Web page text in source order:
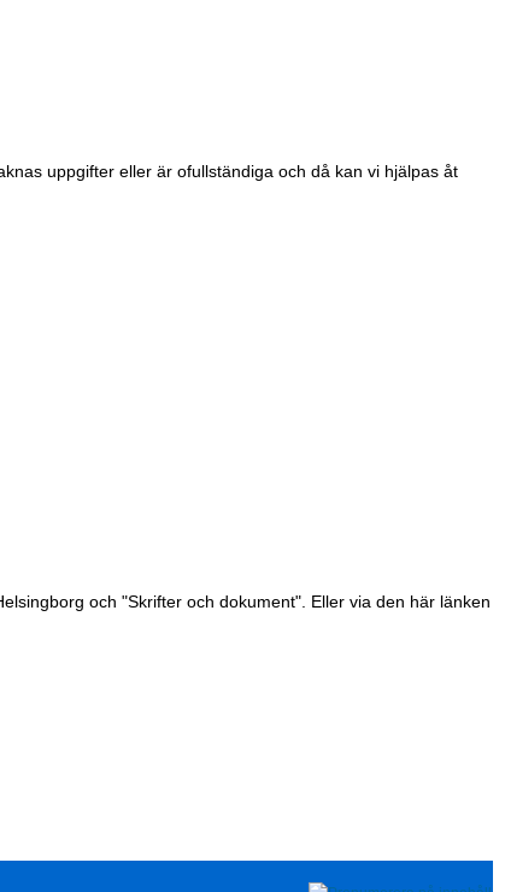
uppgifter eller är ofullständiga och då kan vi hjälpas åt
och "Skrifter och dokument". Eller via den här länken